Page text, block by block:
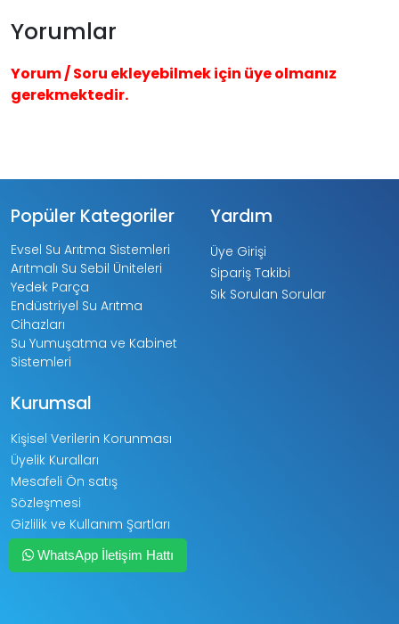
Yorumlar
Yorum / Soru ekleyebilmek için üye olmanız
gerekmektedir.
Popüler Kategoriler
Evsel Su Arıtma Sistemleri
Arıtmalı Su Sebil Üniteleri
Yedek Parça
Endüstriyel Su Arıtma
Cihazları
Su Yumuşatma ve Kabinet
Sistemleri
Yardım
Üye Girişi
Sipariş Takibi
Sık Sorulan Sorular
Kurumsal
Kişisel Verilerin Korunması
Üyelik Kuralları
Mesafeli Ön satış
Sözleşmesi
Gizlilik ve Kullanım Şartları
Kargo ve Taşıma Bilgileri
Garanti ve İade
WhatsApp İletişim Hattı